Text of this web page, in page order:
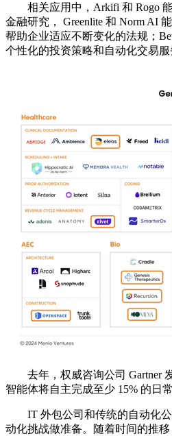
相关应用中，Arkifi 和 Rogo 能
金融研究， Greenlite 和 Norm AI
帮助企业适应不断变化的法规；
个性化的投资策略和自动化交易服
去年，权威咨询公司 Gartner
智能体将自主完成至少 15% 的日常
IT 外包公司和传统的自动化公
动化挑战做准备。随着时间的推移